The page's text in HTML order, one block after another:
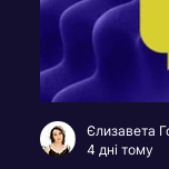
Єлизавета
4 дні тому